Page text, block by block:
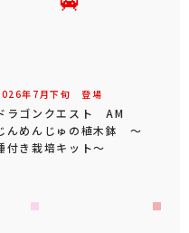
年 7 月下旬 登場
ラゴンクエスト AM
んめんじゅの植木鉢 ～
付き栽培キット～